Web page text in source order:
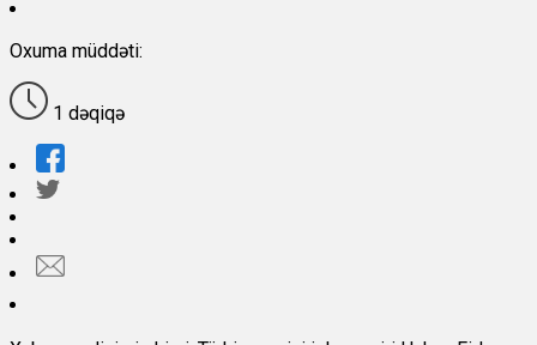
Oxuma müddəti:
1 dəqiqə